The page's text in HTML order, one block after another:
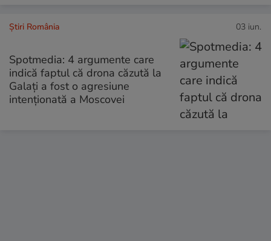
Știri România 03 iun.
Spotmedia: 4 argumente care
indică faptul că drona căzută la
Galați a fost o agresiune
intenționată a Moscovei